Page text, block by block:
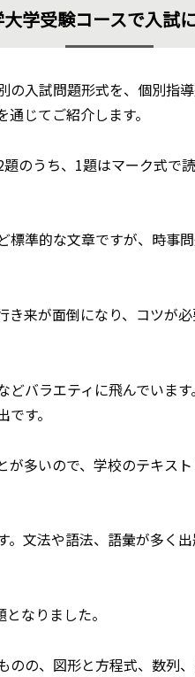
学受験コースで入試
の入試問題形式を、個別指
じてご紹介します。
のうち、1題はマーク式で
標準的な文章ですが、時事
来が面倒になり、コツが
バラエティに飛んでいま
す。
多いので、学校のテキス
。文法や語法、語彙が多く
なりました。
のの、図形と方程式、数列